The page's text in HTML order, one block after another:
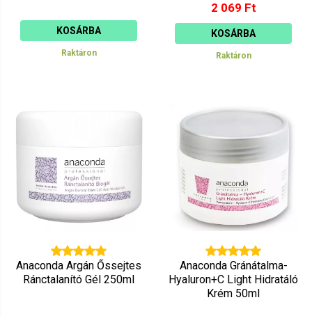
KOSÁRBA
Raktáron
2 069 Ft
KOSÁRBA
Raktáron
Anaconda Argán Őssejtes
Ránctalanító Gél 250ml
Anaconda Gránátalma-
Hyaluron+C Light Hidratáló
Krém 50ml